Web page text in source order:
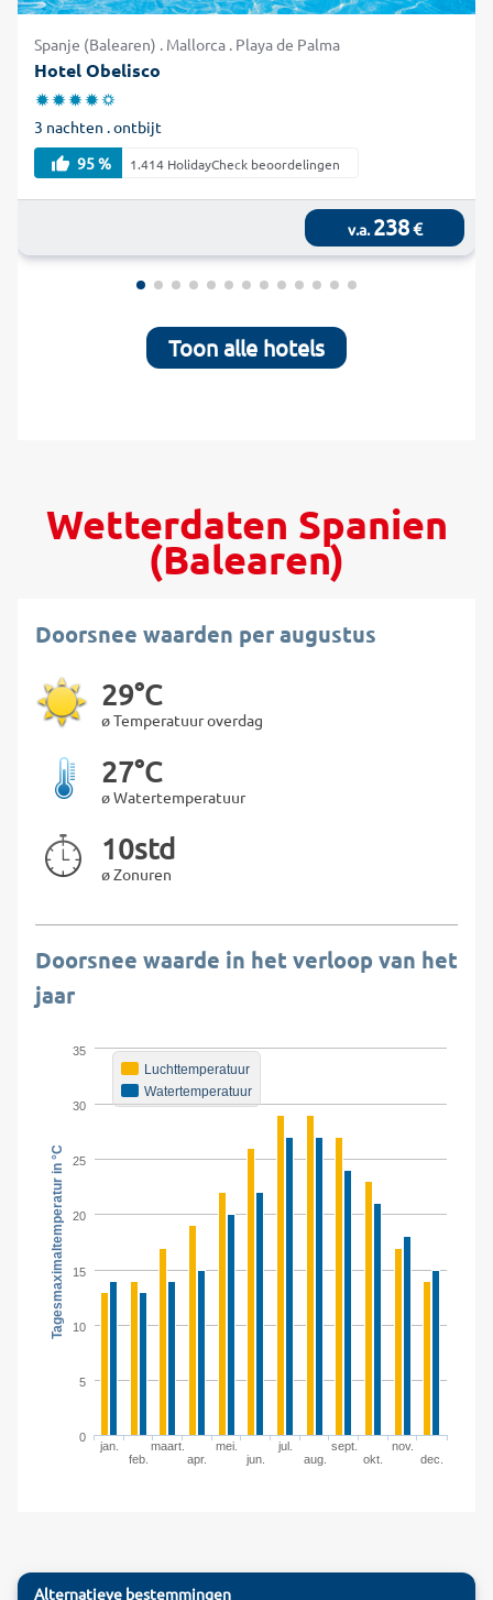
Spanje (Balearen) . Mallorca . Playa de Palma
Hotel Obelisco
3 nachten . ontbijt
95 %
1.414 HolidayCheck beoordelingen
v.a.238€
Toon alle hotels
Wetterdaten Spanien
(Balearen)
Doorsnee waarden per augustus
29°C
ø Temperatuur overdag
27°C
ø Watertemperatuur
10std
ø Zonuren
Doorsnee waarde in het verloop van het
jaar
Tagesmaximaltemperatur in °C
Luchttemperatuur
Watertemperatuur
jan.
feb.
maart.
apr.
mei.
jun.
jul.
aug.
sept.
okt.
nov.
dec.
0
5
10
15
20
25
30
35
Alternatieve bestemmingen